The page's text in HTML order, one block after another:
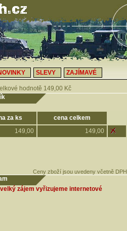
SLEVY ZAJÍMAVÉ
hodnotě 149,00 Kč
za ks
cena celkem
149,00 149,00
Ceny zboží jsou uvedeny včetně DPH
zájem vyřizujeme internetové